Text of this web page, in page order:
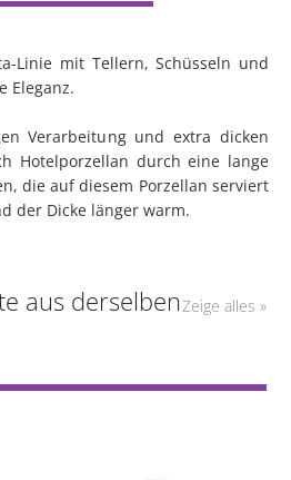
Linie mit Tellern, Schüsseln und
Eleganz.
Verarbeitung und extra dicken
Hotelporzellan durch eine lange
die auf diesem Porzellan serviert
der Dicke länger warm.
aus derselbenZeige alles »